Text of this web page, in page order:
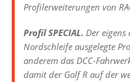
Profilerweiterungen von
Profil SPECIAL. Der
Nordschleife ausgelegte
anderem das DCC-
damit der Golf R auf der